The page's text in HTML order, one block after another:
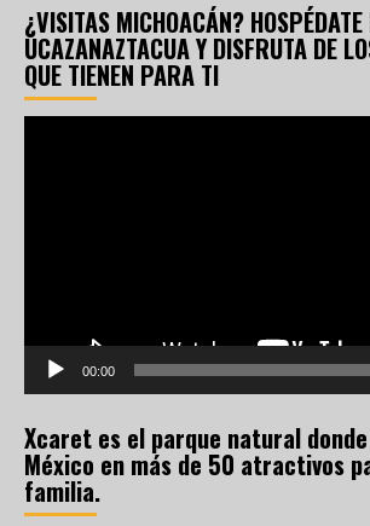
¿VISITAS MICHOACÁN?
UCAZANAZTACUA Y DISFRUTA DE
QUE TIENEN PARA TI
00:00
Xcaret es el parque natural
México en más de 50 atractivos
familia.